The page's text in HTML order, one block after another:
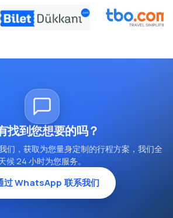
找到您想要的吗？
们，获取为您量身定制的行程方案，我们全
候 24 小时为您服务。
过 WhatsApp 联系我们